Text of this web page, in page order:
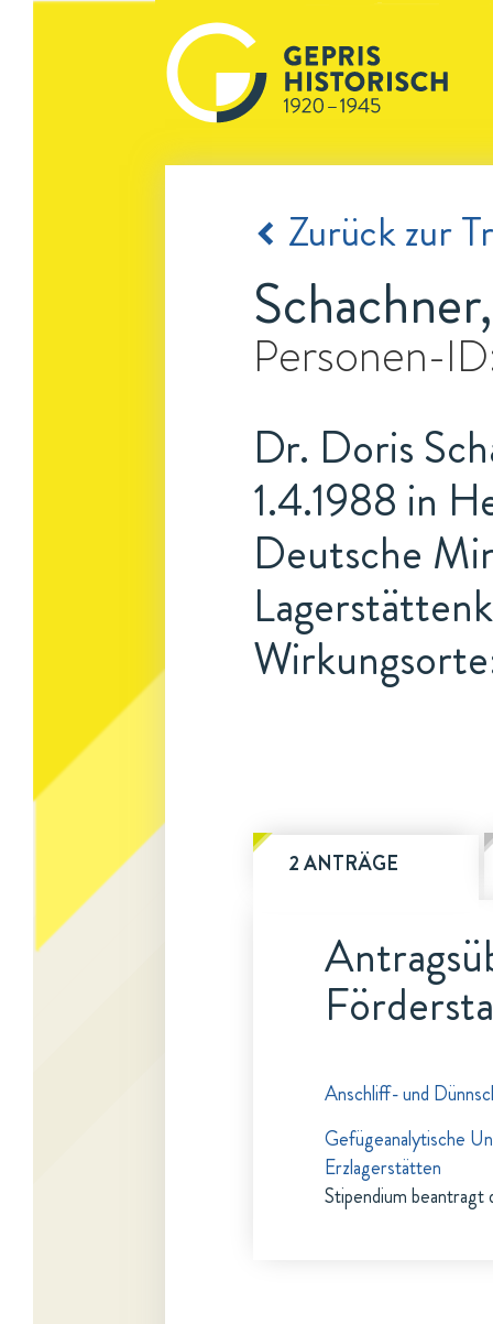
Zurück zur
Personen-
Dr. Doris
1.4.1988 in
Deutsche
2 ANTRÄGE
Anschliff- und
Gefügeanalytische
Erzlagerstätten
Stipendium beantragt